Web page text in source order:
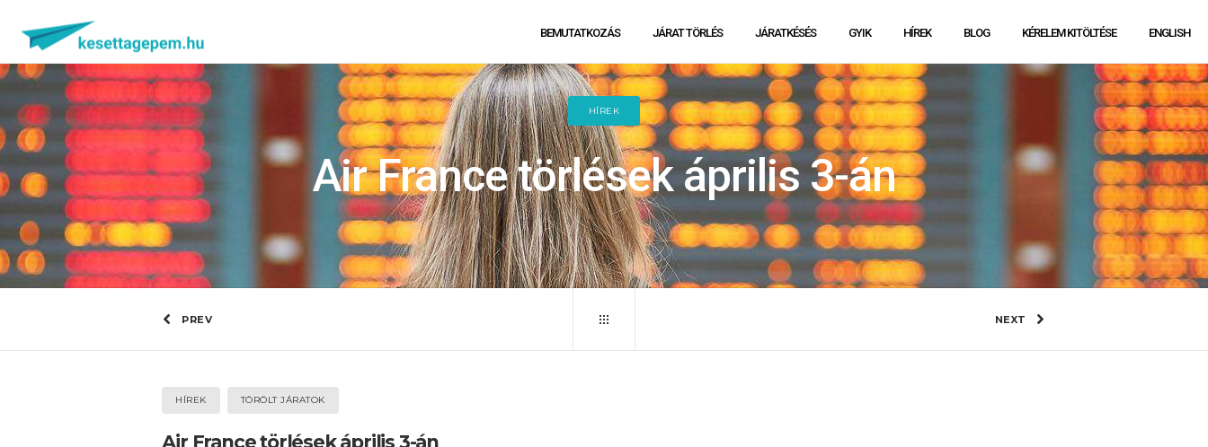
BEMUTATKOZÁS JÁRAT TÖRLÉS JÁRATKÉSÉS GYIK HÍREK BLOG KÉRELEM KITÖLTÉSE ENGLISH
HÍREK
Air France törlések április 3-án
PREV NEXT
HÍREK TÖRÖLT JÁRATOK
Air France törlések április 3-án